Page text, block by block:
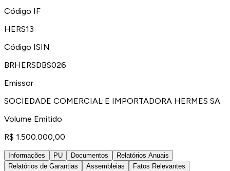
Código IF
HERS13
Código ISIN
BRHERSDBS026
Emissor
SOCIEDADE COMERCIAL E IMPORTADORA HERMES SA
Volume Emitido
R$ 1.500.000,00
Informações PU Documentos
Relatórios Anuais
Relatórios de Garantias
Assembleias
Fatos Relevantes